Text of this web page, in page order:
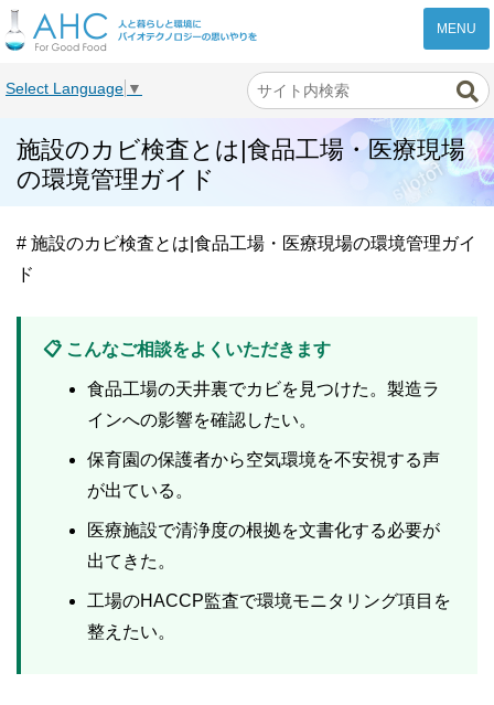
Select Language ▼
施設のカビ検査とは|食品工場・医療現場
の環境管理ガイド
# 施設のカビ検査とは|食品工場・医療現場の環境管理ガイ
ド
📋 こんなご相談をよくいただきます
食品工場の天井裏でカビを見つけた。製造ラ
インへの影響を確認したい。
保育園の保護者から空気環境を不安視する声
が出ている。
医療施設で清浄度の根拠を文書化する必要が
出てきた。
工場のHACCP監査で環境モニタリング項目を
整えたい。